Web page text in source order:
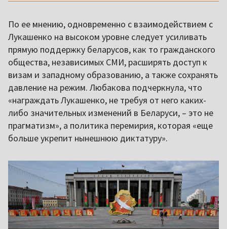
По ее мнению, одновременно с взаимодействием с
Лукашенко на высоком уровне следует усиливать
прямую поддержку беларусов, как то гражданского
общества, независимых СМИ, расширять доступ к
визам и западному образованию, а также сохранять
давление на режим. Любакова подчеркнула, что
«награждать Лукашенко, не требуя от него каких-
либо значительных изменений в Беларуси, – это не
прагматизм», а политика перемирия, которая «еще
больше укрепит нынешнюю диктатуру».